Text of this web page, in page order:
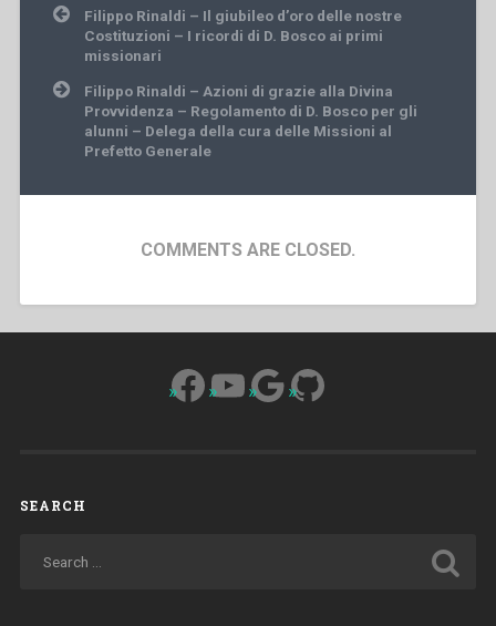
Post
navigation
Filippo Rinaldi – Il giubileo d’oro delle nostre
Costituzioni – I ricordi di D. Bosco ai primi
missionari
Filippo Rinaldi – Azioni di grazie alla Divina
Provvidenza – Regolamento di D. Bosco per gli
alunni – Delega della cura delle Missioni al
Prefetto Generale
COMMENTS ARE CLOSED.
Facebook
YouTube
Google
GitHub
SEARCH